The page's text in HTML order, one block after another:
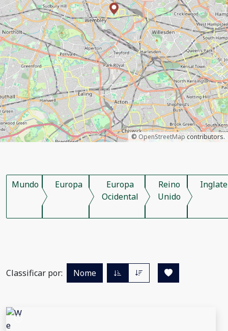
© OpenStreetMapcontributors.
Mundo Europa
Europa
Ocidental
Reino
Unido
Classificar por: Nome